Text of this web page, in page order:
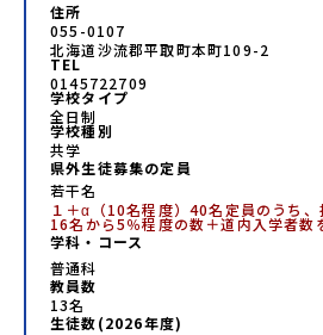
住所
055-0107
北海道沙流郡平取町本町109-2
TEL
0145722709
学校タイプ
全日制
学校種別
共学
県外生徒募集の定員
若干名
１＋α（10名程度）40名定員のうち
16名から5％程度の数＋道内入学者数
学科・コース
普通科
教員数
13名
生徒数(2026年度)